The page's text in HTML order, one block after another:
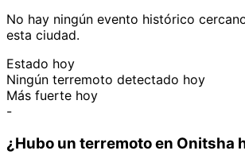
No hay ningún evento histórico
esta ciudad.
Estado hoy
Ningún terremoto detectado hoy
Más fuerte hoy
-
¿Hubo un terremoto en Onitsha